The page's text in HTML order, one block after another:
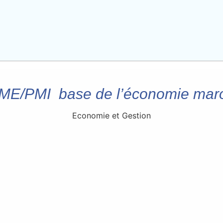
PMI base de l’économie
Economie et Gestion